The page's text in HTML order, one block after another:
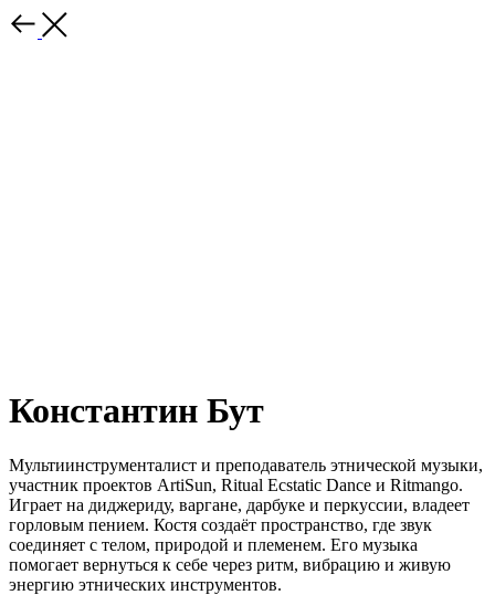
Константин Бут
Мультиинструменталист и преподаватель этнической музыки,
участник проектов ArtiSun, Ritual Ecstatic Dance и Ritmango.
Играет на диджериду, варгане, дарбуке и перкуссии, владеет
горловым пением. Костя создаёт пространство, где звук
соединяет с телом, природой и племенем. Его музыка
помогает вернуться к себе через ритм, вибрацию и живую
энергию этнических инструментов.